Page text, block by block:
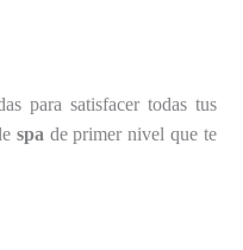
para satisfacer todas tus
spa de primer nivel que te